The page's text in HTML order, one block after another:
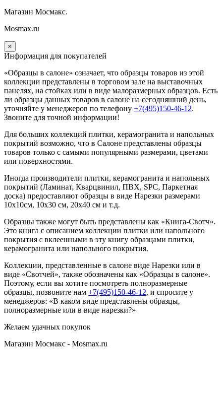
Магазин Мосмакс.
Mosmax.ru
×
Информация для покупателей
«Образцы в салоне» означает, что образцы товаров из этой
коллекции представлены в торговом зале на выставочных
панелях, на стойках или в виде малоразмерных образцов. Есть
ли образцы данных товаров в салоне на сегодняшний день,
уточняйте у менеджеров по телефону +7(495)150-46-12.
Звоните для точной информации!
Для больших коллекций плитки, керамогранита и напольных
покрытий возможно, что в Салоне представлены образцы
товаров только с самыми популярными размерами, цветами
или поверхностями.
Иногда производители плитки, керамогранита и напольных
покрытий (Ламинат, Кварцвинил, ПВХ, SPC, Паркетная
доска) предоставляют образцы в виде Нарезки размерами
10х10см, 10х30 см, 20х40 см и т.д.
Образцы также могут быть представлены как «Книга-Свотч».
Это книга с описанием коллекции плитки или напольного
покрытия с вклеенными в эту книгу образцами плитки,
керамогранита или напольного покрытия.
Коллекции, представленные в салоне виде Нарезки или в
виде «Свотчей», также обозначены как «Образцы в салоне».
Поэтому, если вы хотите посмотреть полноразмерные
образцы, позвоните нам +7(495)150-46-12, и спросите у
менеджеров: «В каком виде представлены образцы,
полноразмерные или в виде нарезки?»
Желаем удачных покупок
Магазин Мосмакс - Mosmax.ru